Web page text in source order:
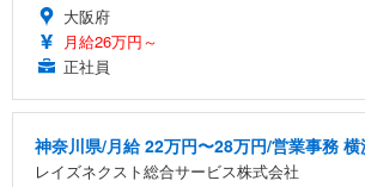
大阪府
月給26万円～
正社員
神奈川県/月給 22万円〜28万円/営業事務
レイズネクスト総合サービス株式会社